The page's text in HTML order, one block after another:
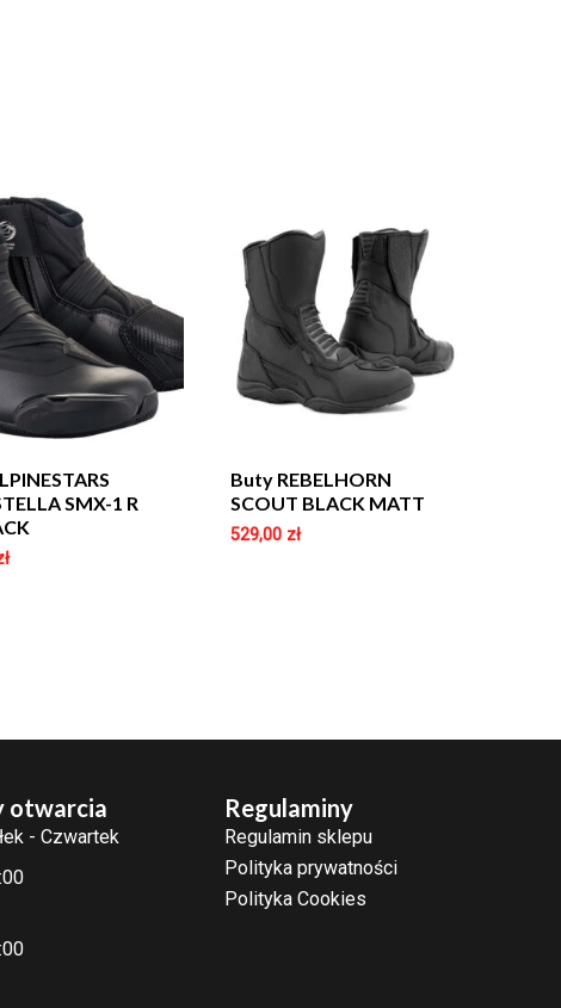
SMX-1 R
Buty REBELHORN
SCOUT BLACK MATT
529,00 zł
otwarcia
- Czwartek
Regulaminy
Regulamin sklepu
Polityka prywatności
Polityka Cookies